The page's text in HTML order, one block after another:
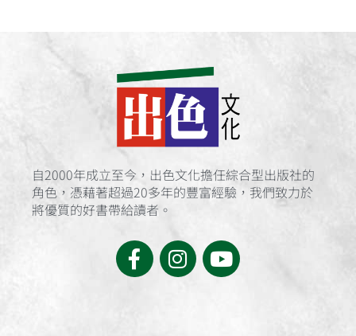
自2000年成立至今，出色文化擔任綜合型出版社的
角色，憑藉著超過20多年的豐富經驗，我們致力於
將優質的好書帶給讀者。
F
a
I
n
Y
o